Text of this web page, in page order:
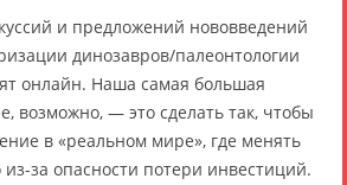
и предложений нововведений
динозавров/палеонтологии
онлайн. Наша самая большая
возможно, — это сделать так, чтобы
в «реальном мире», где менять
за опасности потери инвестиций.